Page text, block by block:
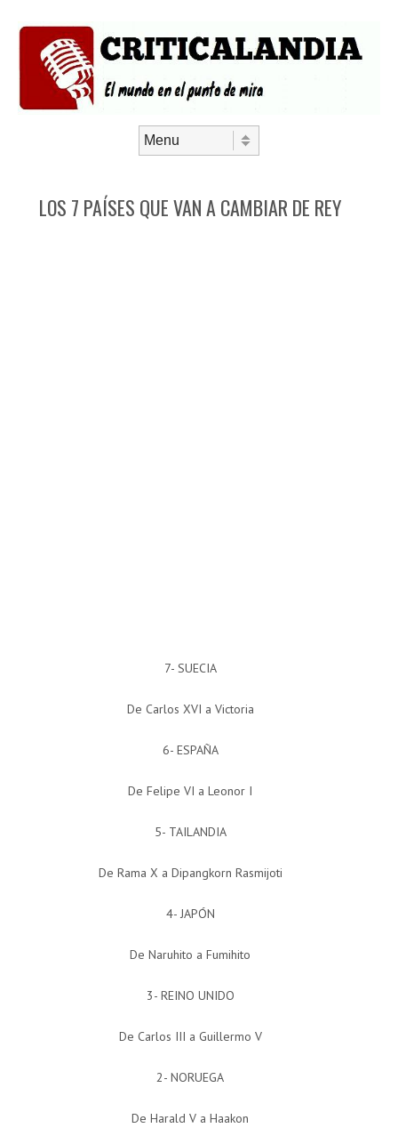
LOS 7 PAÍSES QUE VAN A CAMBIAR DE REY
7- SUECIA
De Carlos XVI a Victoria
6- ESPAÑA
De Felipe VI a Leonor I
5- TAILANDIA
De Rama X a Dipangkorn Rasmijoti
4- JAPÓN
De Naruhito a Fumihito
3- REINO UNIDO
De Carlos III a Guillermo V
2- NORUEGA
De Harald V a Haakon